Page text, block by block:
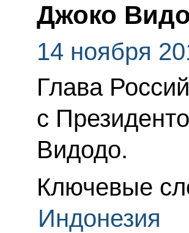
Джоко
14 ноября
Глава
с
Видодо.
Ключевые
Индонезия